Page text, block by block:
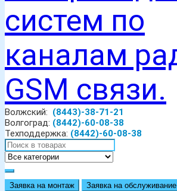
Волжский: (8443)-38-71-21
Волгоград: (8442)-60-08-38
Техподдержка: (8442)-60-08-38
Заявка на монтаж Заявка на обслуживание